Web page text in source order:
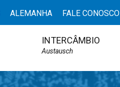
ALEMANHA FALE CONOSCO
INTERCÂMBIO
Austausch